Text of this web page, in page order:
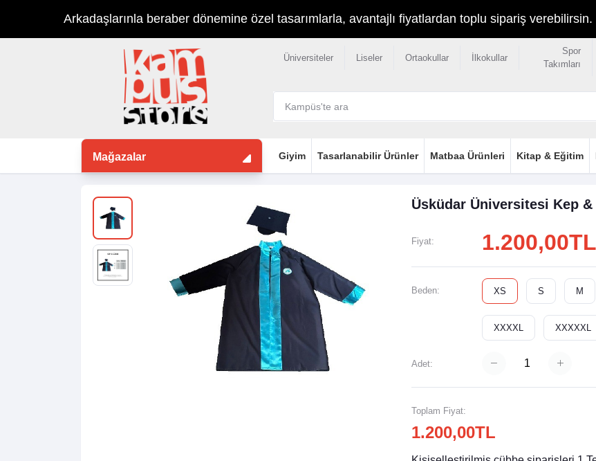
Arkadaşlarınla beraber dönemine özel tasarımlarla, avantajlı fiyatlardan toplu sipariş verebilirsin.
Üniversiteler Liseler Ortaokullar İlkokullar
Spor
Takımları
Mağazalar Giyim Tasarlanabilir Ürünler Matbaa Ürünleri Kitap & Eğitim
Üsküdar Üniversitesi Kep &
Fiyat:
Beden: XS S M
XXXXL XXXXXL
Adet:
Toplam Fiyat:
1.200,00TL